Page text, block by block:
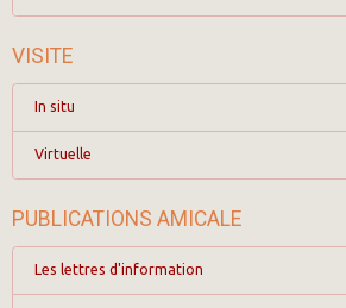
VISITE
In situ
Virtuelle
PUBLICATIONS AMICALE
Les lettres d'information